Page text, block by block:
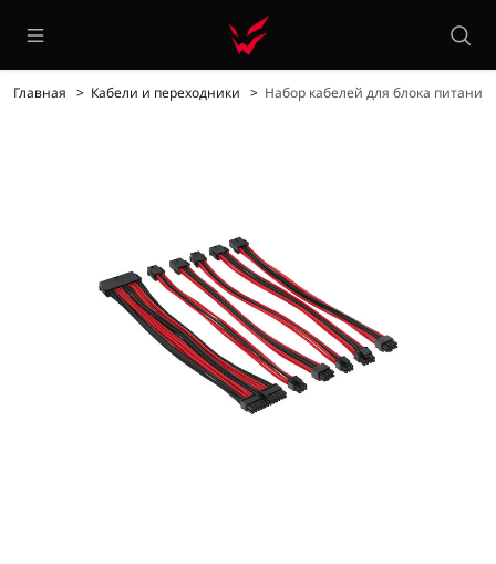
Главная Кабели и переходники Набор кабелей для блока питания